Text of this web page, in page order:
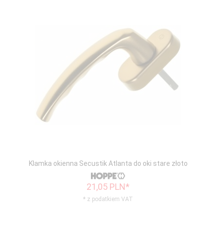
Klamka okienna Secustik Atlanta do oki stare złoto
21,05 PLN*
* z podatkiem VAT